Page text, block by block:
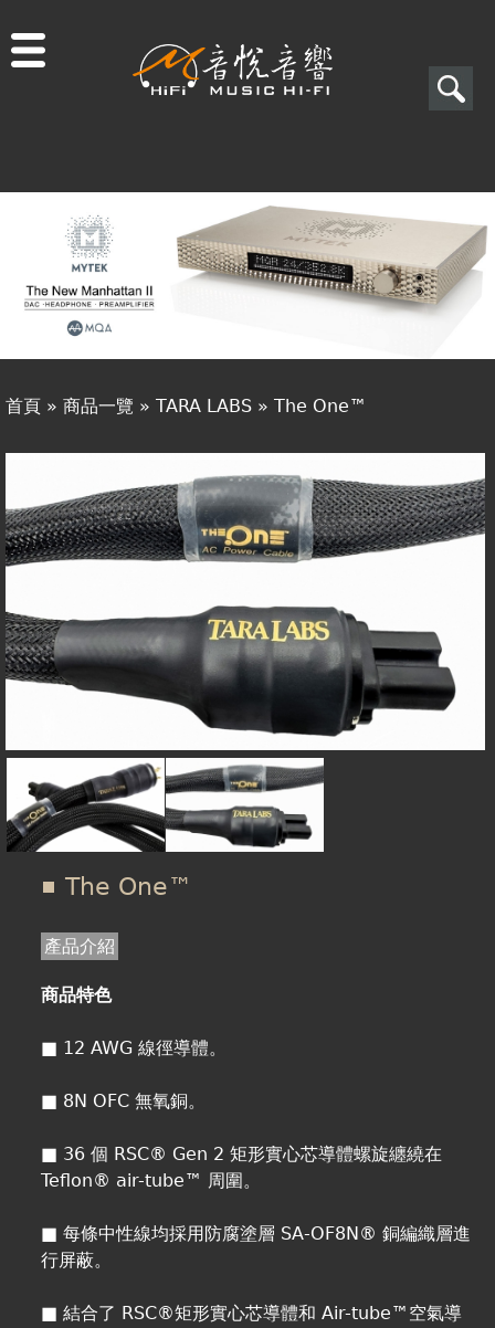
搜
表
單
搜
尋
商品一覽
二手專區
視聽專欄
購物須知
線上商城
您
在
這
首頁 » 商品一覽 » TARA LABS » The One™
The One™
產品介紹
商品特色
■ 12 AWG 線徑導體。
■ 8N OFC 無氧銅。
■ 36 個 RSC® Gen 2 矩形實心芯導體螺旋纏繞在
Teflon® air-tube™ 周圍。
■ 每條中性線均採用防腐塗層 SA-OF8N® 銅編織層進
行屏蔽。
■ 結合了 RSC®矩形實心芯導體和 Air-tube™空氣導